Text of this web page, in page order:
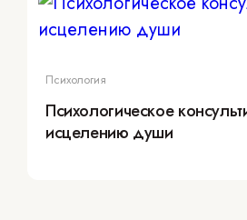
Психология
Психологическое
исцелению души